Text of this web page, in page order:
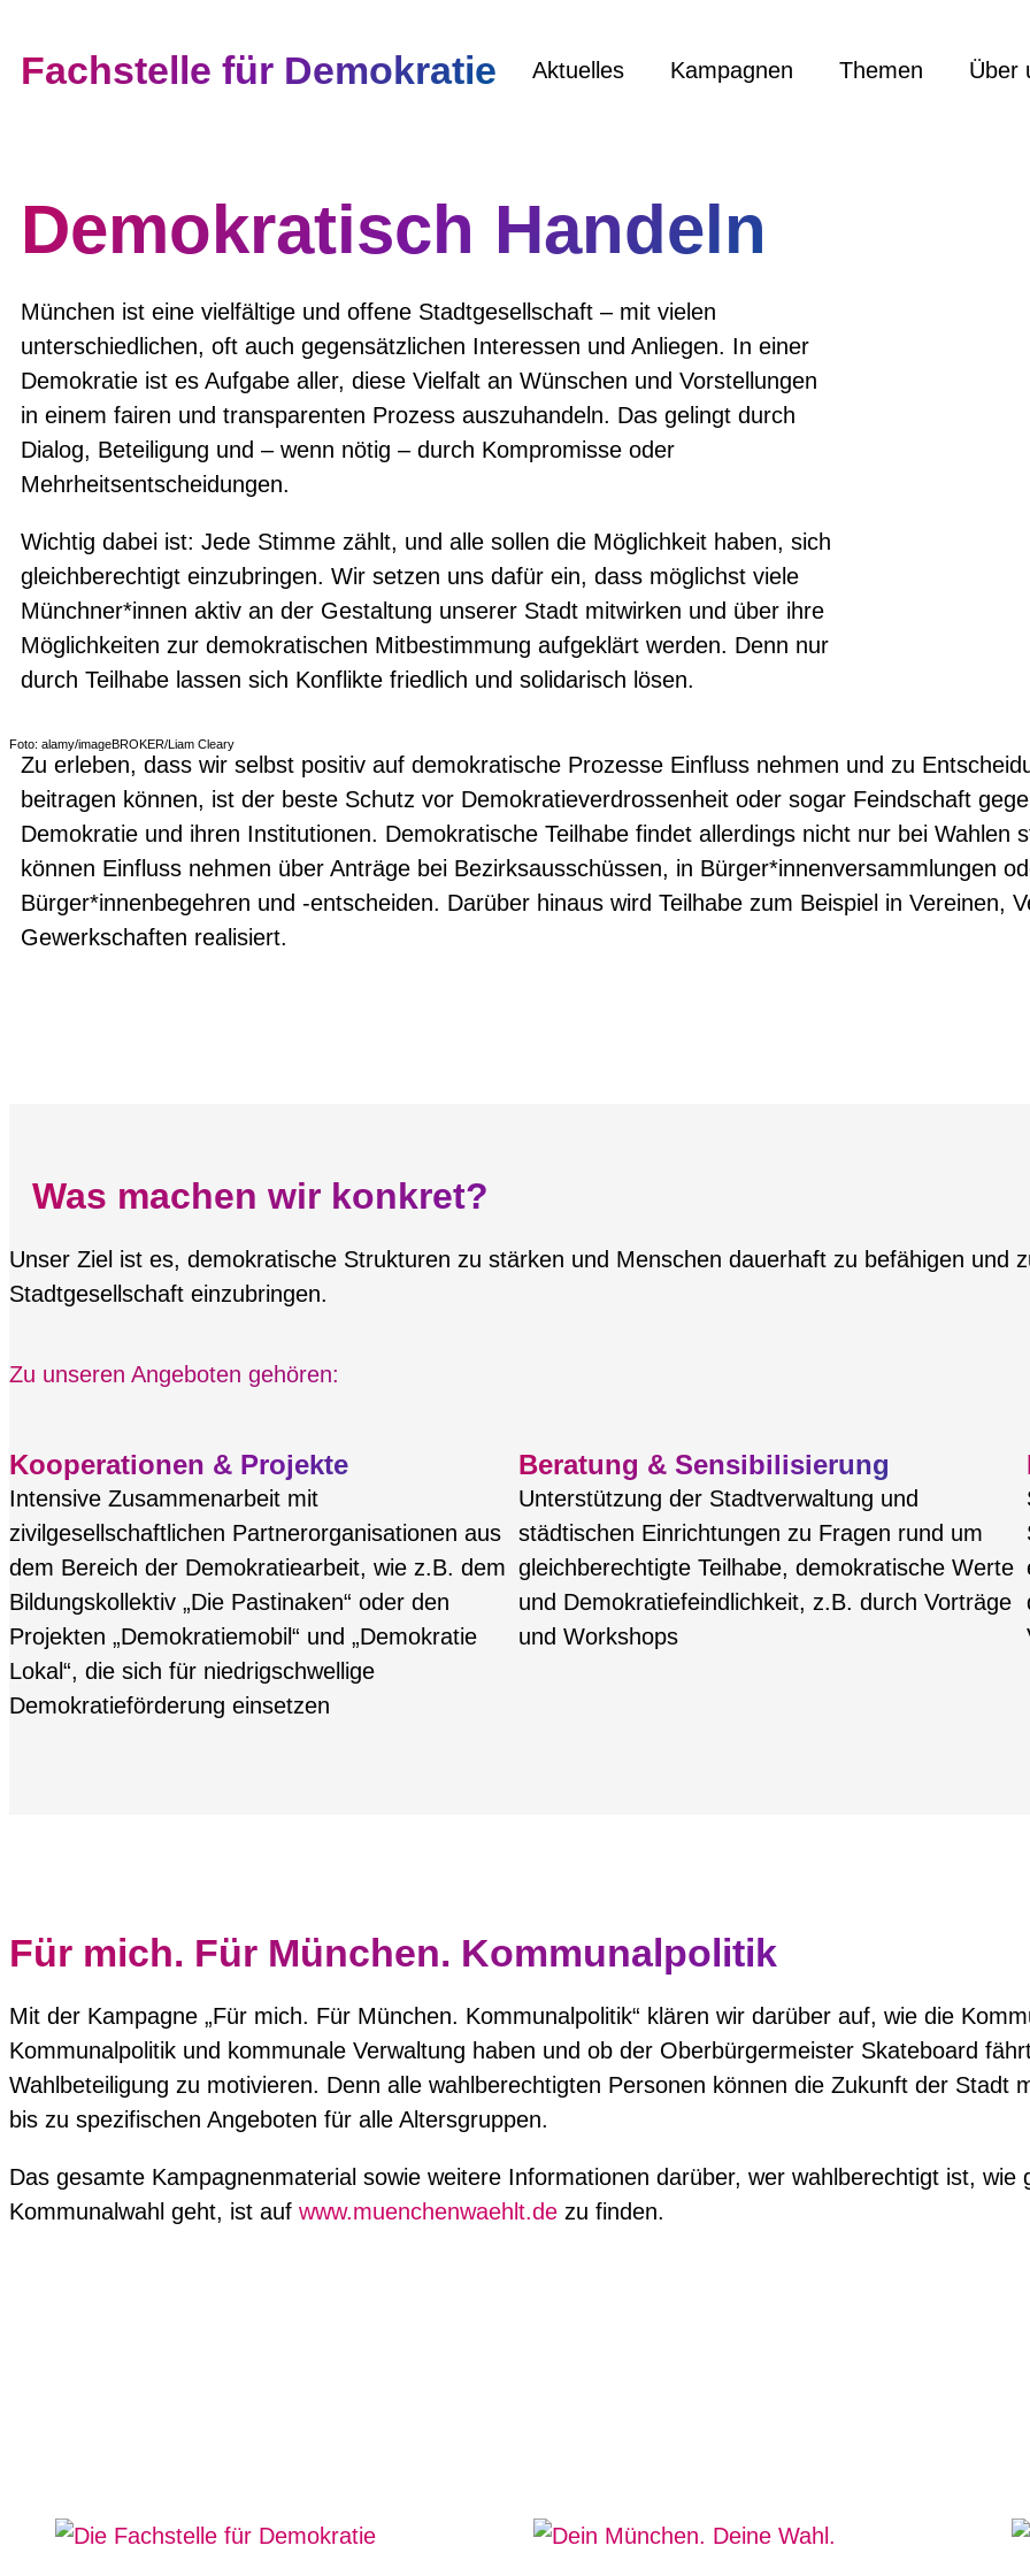
Fachstelle für Demokratie Aktuelles Kampagnen Themen Über
Demokratisch Handeln
München ist eine vielfältige und offene Stadtgesellschaft – mit vielen
unterschiedlichen, oft auch gegensätzlichen Interessen und Anliegen. In einer
Demokratie ist es Aufgabe aller, diese Vielfalt an Wünschen und Vorstellungen
in einem fairen und transparenten Prozess auszuhandeln. Das gelingt durch
Dialog, Beteiligung und – wenn nötig – durch Kompromisse oder
Mehrheitsentscheidungen.
Wichtig dabei ist: Jede Stimme zählt, und alle sollen die Möglichkeit haben, sich
gleichberechtigt einzubringen. Wir setzen uns dafür ein, dass möglichst viele
Münchner*innen aktiv an der Gestaltung unserer Stadt mitwirken und über ihre
Möglichkeiten zur demokratischen Mitbestimmung aufgeklärt werden. Denn nur
durch Teilhabe lassen sich Konflikte friedlich und solidarisch lösen.
Foto: alamy/imageBROKER/Liam Cleary
Zu erleben, dass wir selbst positiv auf demokratische Prozesse Einfluss nehmen und zu
beitragen können, ist der beste Schutz vor Demokratieverdrossenheit oder sogar Feindschaft
Demokratie und ihren Institutionen. Demokratische Teilhabe findet allerdings nicht nur bei Wahlen
können Einfluss nehmen über Anträge bei Bezirksausschüssen, in Bürger*innenversammlungen
Bürger*innenbegehren und -entscheiden. Darüber hinaus wird Teilhabe zum Beispiel in Vereinen,
Gewerkschaften realisiert.
Was machen wir konkret?
Unser Ziel ist es, demokratische Strukturen zu stärken und Menschen dauerhaft zu befähigen und
Stadtgesellschaft einzubringen.
Zu unseren Angeboten gehören:
Kooperationen & Projekte
Intensive Zusammenarbeit mit
zivilgesellschaftlichen Partnerorganisationen aus
dem Bereich der Demokratiearbeit, wie z.B. dem
Bildungskollektiv „Die Pastinaken“ oder den
Projekten „Demokratiemobil“ und „Demokratie
Lokal“, die sich für niedrigschwellige
Demokratieförderung einsetzen
Beratung & Sensibilisierung
Unterstützung der Stadtverwaltung und
städtischen Einrichtungen zu Fragen rund um
gleichberechtigte Teilhabe, demokratische Werte
und Demokratiefeindlichkeit, z.B. durch Vorträge
und Workshops
Für mich. Für München. Kommunalpolitik
Mit der Kampagne „Für mich. Für München. Kommunalpolitik“ klären wir darüber auf, wie die
Kommunalpolitik und kommunale Verwaltung haben und ob der Oberbürgermeister Skateboard
Wahlbeteiligung zu motivieren. Denn alle wahlberechtigten Personen können die Zukunft der Stadt
bis zu spezifischen Angeboten für alle Altersgruppen.
Das gesamte Kampagnenmaterial sowie weitere Informationen darüber, wer wahlberechtigt ist, wie
Kommunalwahl geht, ist auf www.muenchenwaehlt.de zu finden.